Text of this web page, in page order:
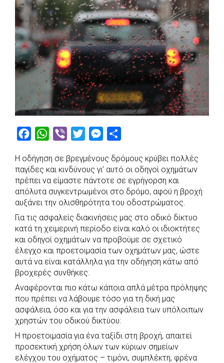
c
e
b
o
o
k
W
a
t
s
A
p
p
b
e
r
i
t
t
e
r
s
e
n
g
e
r
a
r
e
Η οδήγηση σε βρεγμένους δρόμους κρύβει πολλές
παγίδες και κινδύνους γι’ αυτό οι οδηγοί οχημάτων
πρέπει να είμαστε πάντοτε σε εγρήγορση και
απόλυτα συγκεντρωμένοι στο δρόμο, αφού η βροχή
αυξάνει την ολισθηρότητα του οδοστρώματος.
Για τις ασφαλείς διακινήσεις μας στο οδικό δίκτυο
κατά τη χειμερινή περίοδο είναι καλό οι ιδιοκτήτες
και οδηγοί οχημάτων να προβούμε σε σχετικό
έλεγχο και προετοιμασία των οχημάτων μας, ώστε
αυτά να είναι κατάλληλα για την οδήγηση κάτω από
βροχερές συνθήκες.
Αναφέρονται πιο κάτω κάποια απλά μέτρα πρόληψης
που πρέπει να λάβουμε τόσο για τη δική μας
ασφάλεια, όσο και για την ασφάλεια των υπόλοιπων
χρηστών του οδικού δικτύου:
Η προετοιμασία για ένα ταξίδι στη βροχή, απαιτεί
προσεκτική χρήση όλων των κύριων σημείων
ελέγχου του οχήματος – τιμόνι, συμπλέκτη, φρένα